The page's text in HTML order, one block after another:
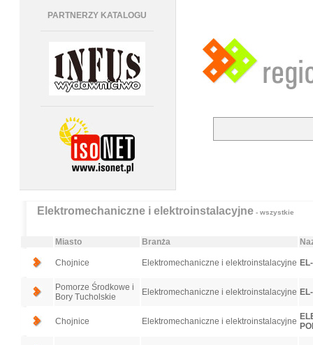
PARTNERZY KATALOGU
Elektromechaniczne i elektroinstalacyjne- wszystkie
Miasto Branża
Chojnice Elektromechaniczne i elektroinstalacyjne
Pomorze Środkowe i
Bory Tucholskie
Elektromechaniczne i elektroinstalacyjne
Chojnice Elektromechaniczne i elektroinstalacyjne